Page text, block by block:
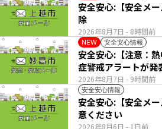
2026年8月7日 - 8時間前
安全安心:【安全メ
除
NEW 安全安心情報
2026年8月7日 - 9時間前
安全安心:【注意：
症警戒アラートが発
安全安心情報
2026年8月6日 - 1日前
安全安心:【安全メ
意ください